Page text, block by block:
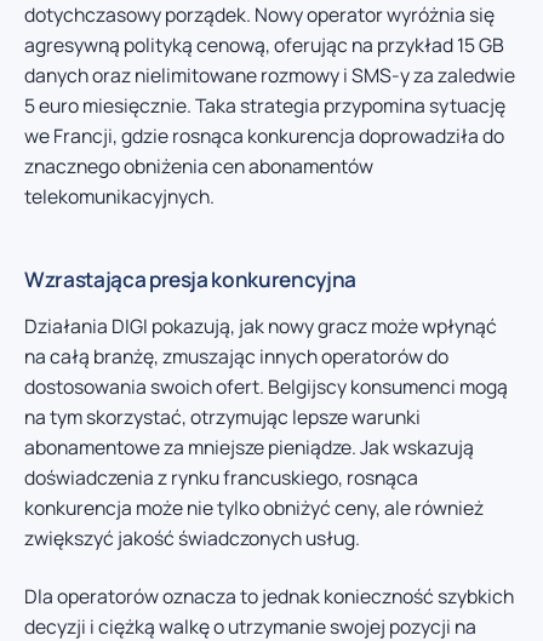
dotychczasowy porządek. Nowy operator wyróżnia się
agresywną polityką cenową, oferując na przykład 15 GB
danych oraz nielimitowane rozmowy i SMS-y za zaledwie
5 euro miesięcznie. Taka strategia przypomina sytuację
we Francji, gdzie rosnąca konkurencja doprowadziła do
znacznego obniżenia cen abonamentów
telekomunikacyjnych.
Wzrastająca presja konkurencyjna
Działania DIGI pokazują, jak nowy gracz może wpłynąć
na całą branżę, zmuszając innych operatorów do
dostosowania swoich ofert. Belgijscy konsumenci mogą
na tym skorzystać, otrzymując lepsze warunki
abonamentowe za mniejsze pieniądze. Jak wskazują
doświadczenia z rynku francuskiego, rosnąca
konkurencja może nie tylko obniżyć ceny, ale również
zwiększyć jakość świadczonych usług.
Dla operatorów oznacza to jednak konieczność szybkich
decyzji i ciężką walkę o utrzymanie swojej pozycji na